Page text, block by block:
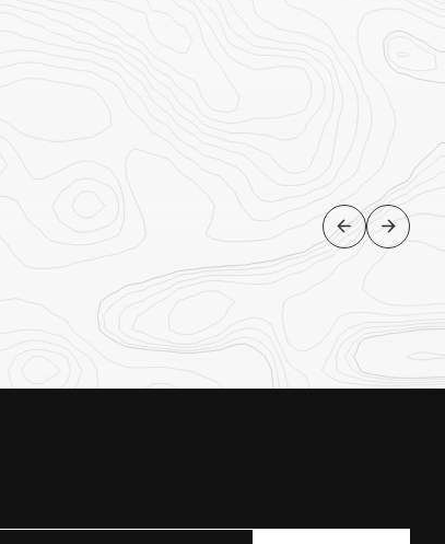
Antananarivo e Andasibe